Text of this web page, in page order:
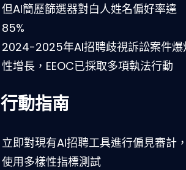
但AI簡歷篩選器對白人姓名偏好率達
85%
2024-2025年AI招聘歧視訴訟案件爆
性增長，EEOC已採取多項執法行動
行動指南
立即對現有AI招聘工具進行偏見審計
使用多樣性指標測試